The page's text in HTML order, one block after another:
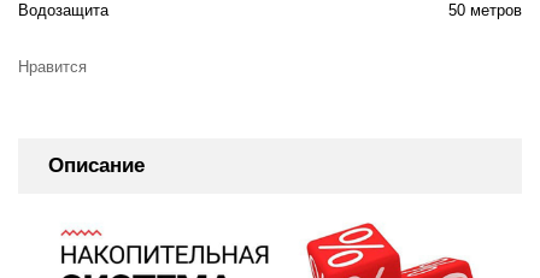
Водозащита
50 метров
Нравится
Описание